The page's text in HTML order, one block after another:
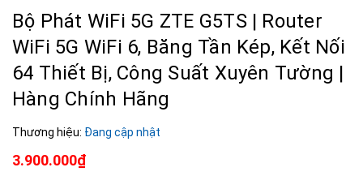
Bộ Phát WiFi 5G ZTE G5TS | Router
WiFi 5G WiFi 6, Băng Tần Kép, Kết Nối
64 Thiết Bị, Công Suất Xuyên Tường |
Hàng Chính Hãng
Thương hiệu: Đang cập nhật
3.900.000₫